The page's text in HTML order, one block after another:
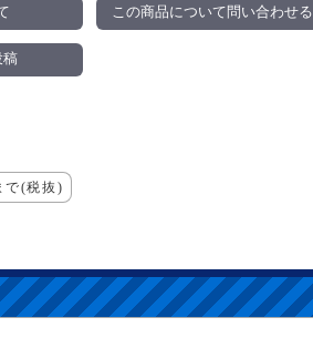
この商品について問い合わせる
稿
で(税抜)